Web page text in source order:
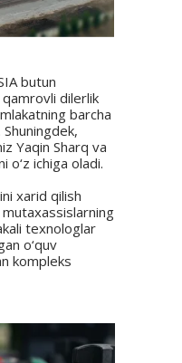
butun
qamrovli dilerlik
barcha
Yaqin Sharq va
o‘z ichiga oladi.
xarid qilish
texnologlar
o‘quv
kompleks